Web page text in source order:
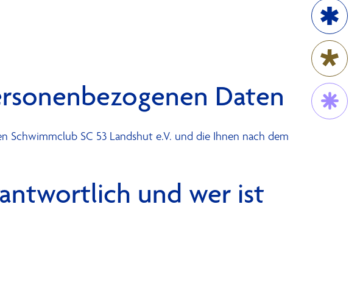
Daten
SC 53 Landshut e.V. und die Ihnen nach dem
und wer ist
Trau Dich!